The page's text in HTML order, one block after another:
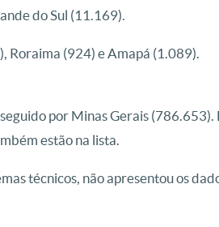
do Sul (11.169).
Roraima (924) e Amapá (1.089).
por Minas Gerais (786.653).
estão na lista.
técnicos, não apresentou os